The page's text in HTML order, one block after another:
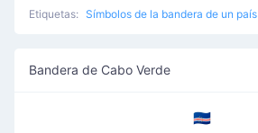
Etiquetas: Símbolos de la bandera de un país
Bandera de Cabo Verde
🇨🇻